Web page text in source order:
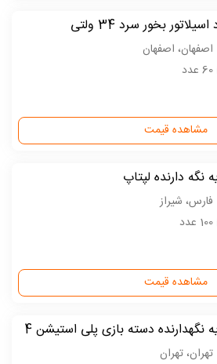
بخور سرد 34 ولتی
اصفهان، اصفهان
60 عدد
مشاهده قیمت
نگه دارنده لپتاپ
فارس، شیراز
100 عدد
مشاهده قیمت
نگهدارنده دسته بازی پلی استیشن 4
تهران، تهران